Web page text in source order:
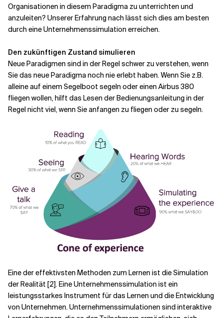
Organisationen in diesem Paradigma zu unterrichten und
anzuleiten? Unserer Erfahrung nach lässt sich dies am besten
durch eine Unternehmenssimulation erreichen.
Den zukünftigen Zustand simulieren
Neue Paradigmen sind in der Regel schwer zu verstehen, wenn
Sie das neue Paradigma noch nie erlebt haben. Wenn Sie z.B.
alleine auf einem Segelboot segeln oder einen Airbus 380
fliegen wollen, hilft das Lesen der Bedienungsanleitung in der
Regel nicht viel, wenn Sie anfangen zu fliegen oder zu segeln.
Eine der effektivsten Methoden zum Lernen ist die Simulation
der Realität [2]. Eine Unternehmenssimulation ist ein
leistungsstarkes Instrument für das Lernen und die Entwicklung
von Unternehmen. Unternehmenssimulationen sind interaktive